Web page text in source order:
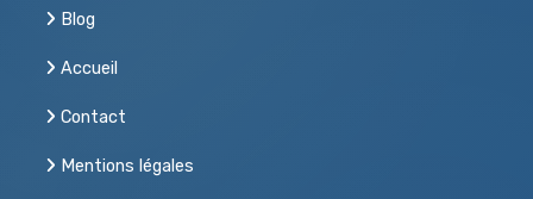
Blog
Accueil
Contact
Mentions légales